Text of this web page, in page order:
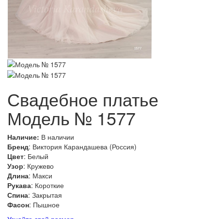
Свадебное платье
Модель № 1577
Наличие: В наличии
Бренд: Виктория Карандашева (Россия)
Цвет: Белый
Узор: Кружево
Длина: Макси
Рукава: Короткие
Спина: Закрытая
Фасон: Пышное